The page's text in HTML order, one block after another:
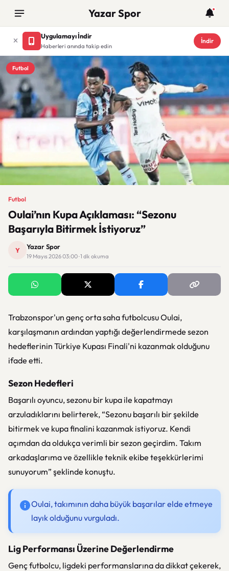
Yazar Spor
Uygulamayı İndir
Haberleri anında takip edin
İndir
Futbol
Futbol
Oulai’nın Kupa Açıklaması: “Sezonu
Başarıyla Bitirmek İstiyoruz”
Y Yazar Spor
19 Mayıs 2026 03:00 · 1 dk okuma
Trabzonspor'un genç orta saha futbolcusu Oulai,
karşılaşmanın ardından yaptığı değerlendirmede sezon
hedeflerinin Türkiye Kupası Finali'ni kazanmak olduğunu
ifade etti.
Sezon Hedefleri
Başarılı oyuncu, sezonu bir kupa ile kapatmayı
arzuladıklarını belirterek, “Sezonu başarılı bir şekilde
bitirmek ve kupa finalini kazanmak istiyoruz. Kendi
açımdan da oldukça verimli bir sezon geçirdim. Takım
arkadaşlarıma ve özellikle teknik ekibe teşekkürlerimi
sunuyorum” şeklinde konuştu.
Oulai, takımının daha büyük başarılar elde etmeye
layık olduğunu vurguladı.
Lig Performansı Üzerine Değerlendirme
Genç futbolcu, ligdeki performanslarına da dikkat çekerek,